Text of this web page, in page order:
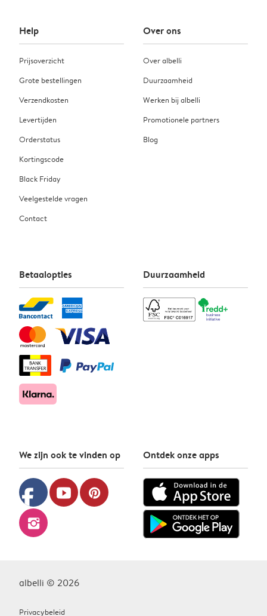
Help
Prijsoverzicht
Grote bestellingen
Verzendkosten
Levertijden
Orderstatus
Kortingscode
Black Friday
Veelgestelde vragen
Contact
Over ons
Over albelli
Duurzaamheid
Werken bij albelli
Promotionele partners
Blog
Betaalopties Duurzaamheid
We zijn ook te vinden op
facebook youtube pinterest
instagram
Ontdek onze apps
albelli © 2026
Privacybeleid